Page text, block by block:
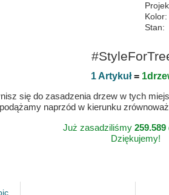
Kolor:
Stan:
1 Artykuł=
się do zasadzenia drzew w tych
naprzód w kierunku
Już zasadziliśmy 259.589
Dziękujemy!